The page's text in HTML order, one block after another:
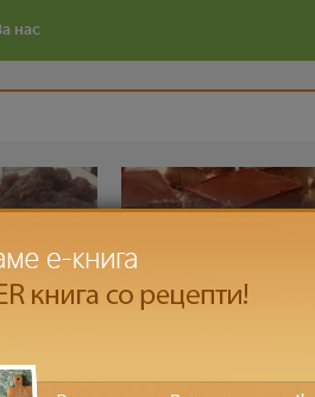
нас
ореви